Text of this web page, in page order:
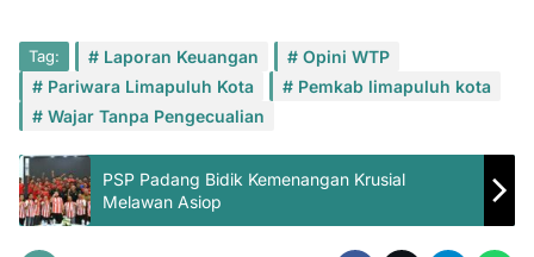
Tag: Laporan Keuangan
Opini WTP
Pariwara Limapuluh Kota
Pemkab limapuluh kota
Wajar Tanpa Pengecualian
PSP Padang Bidik Kemenangan Krusial
Melawan Asiop